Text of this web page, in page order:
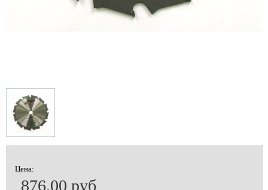
Цена:
876.00 руб